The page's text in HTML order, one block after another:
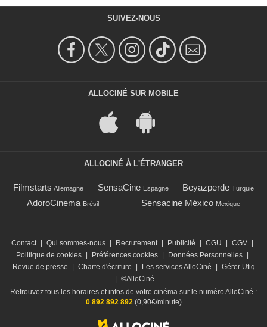
SUIVEZ-NOUS
ALLOCINÉ SUR MOBILE
ALLOCINÉ À L'ÉTRANGER
Filmstarts Allemagne SensaCine Espagne Beyazperde Turquie
AdoroCinema Brésil Sensacine México Mexique
Contact | Qui sommes-nous | Recrutement | Publicité | CGU | CGV |
Politique de cookies | Préférences cookies | Données Personnelles |
Revue de presse
| Charte d'écriture | Les services AlloCiné | Gérer Utiq
| ©AlloCiné
Retrouvez tous les horaires et infos de votre cinéma sur le numéro AlloCiné :
0 892 892 892(0,90€/minute)